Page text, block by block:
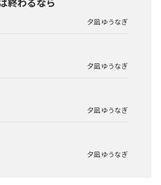
終わるなら
夕凪 ゆうなぎ
夕凪 ゆうなぎ
夕凪 ゆうなぎ
夕凪 ゆうなぎ